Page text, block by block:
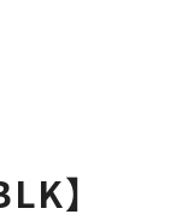
】